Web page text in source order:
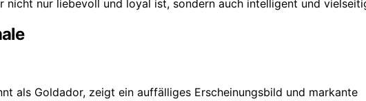
nicht nur liebevoll und loyal ist, sondern auch intelligent und
als Goldador, zeigt ein auffälliges Erscheinungsbild und markante